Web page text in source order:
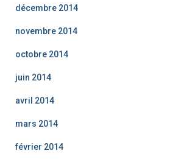
décembre 2014
novembre 2014
octobre 2014
juin 2014
avril 2014
mars 2014
février 2014